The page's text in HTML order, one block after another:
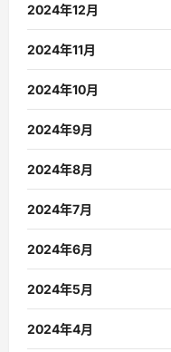
2024年12月
2024年11月
2024年10月
2024年9月
2024年8月
2024年7月
2024年6月
2024年5月
2024年4月